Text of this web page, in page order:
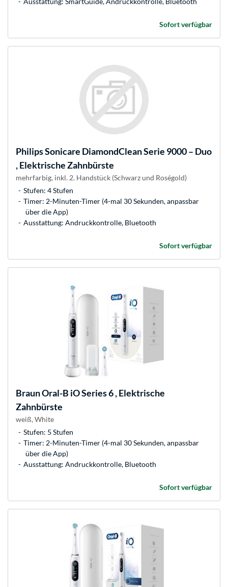
Sofort verfügbar
PhilipsSonicare DiamondClean Serie 9000 – Duo
, Elektrische Zahnbürste
mehrfarbig, inkl. 2. Handstück (Schwarz und Roségold)
Stufen: 4 Stufen
Timer: 2-Minuten-Timer (4-mal 30 Sekunden, anpassbar
über die App)
Ausstattung: Andruckkontrolle, Bluetooth
Sofort verfügbar
BraunOral-B iO Series 6 , Elektrische
Zahnbürste
weiß, White
Stufen: 5 Stufen
Timer: 2-Minuten-Timer (4-mal 30 Sekunden, anpassbar
über die App)
Ausstattung: Andruckkontrolle, Bluetooth
Sofort verfügbar